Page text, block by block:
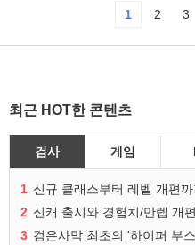
1 2 3
최근 HOT한 콘텐츠
검사 게임
1
2 신캐 출시와 경험치/만렙 개
3 검은사막 최초의 '하이퍼 부